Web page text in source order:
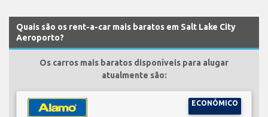
Quais são os rent-a-car mais baratos em Salt Lake City
Aeroporto?
Os carros mais baratos disponíveis para alugar
atualmente são:
ECONÓMICO